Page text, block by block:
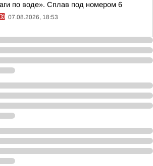
по воде». Сплав под номером 6
07.08.2026, 18:53